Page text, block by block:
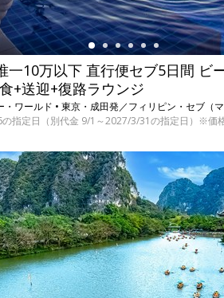
一10万以下 直行便セブ5日間 ビ
+送迎+復路ラウンジ
・ワールド • 東京・成田発／フィリピン・セブ（マ